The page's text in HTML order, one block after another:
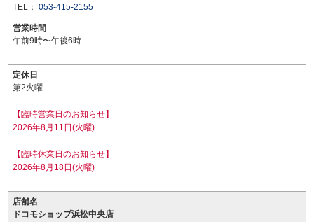
TEL： 053-415-2155
営業時間
午前9時〜午後6時
定休日
第2火曜
【臨時営業日のお知らせ】
2026年8月11日(火曜)
【臨時休業日のお知らせ】
2026年8月18日(火曜)
店舗名
ドコモショップ浜松中央店